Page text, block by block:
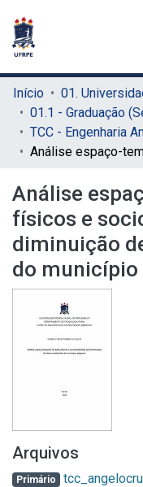
Início
01.1 - Graduação
Análise
físicos e
diminuição
do município
Arquivos
Primário